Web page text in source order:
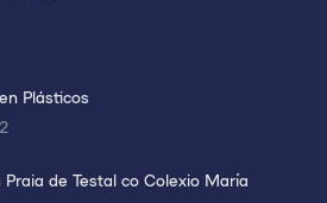
Plásticos
Praia de Testal co Colexio María